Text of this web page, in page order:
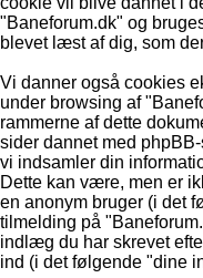
"Baneforum.dk" og
blevet læst af dig, som
Vi danner også cookies
under browsing af
rammerne af dette
sider dannet med
vi indsamler din
Dette kan være, men er
en anonym bruger (i det
tilmelding på
indlæg du har skrevet
ind (i det følgende "dine